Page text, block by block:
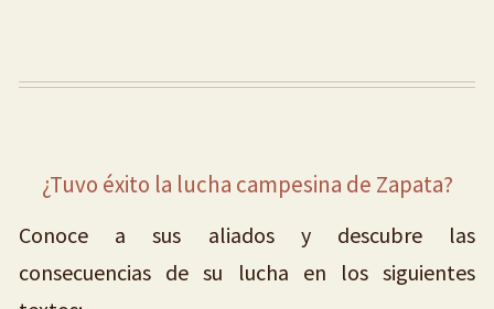
¿Tuvo éxito la lucha campesina de Zapata?
Conoce a sus aliados y descubre las
consecuencias de su lucha en los siguientes